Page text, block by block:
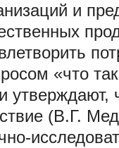
и
«что
утверждают,
(В.Г.